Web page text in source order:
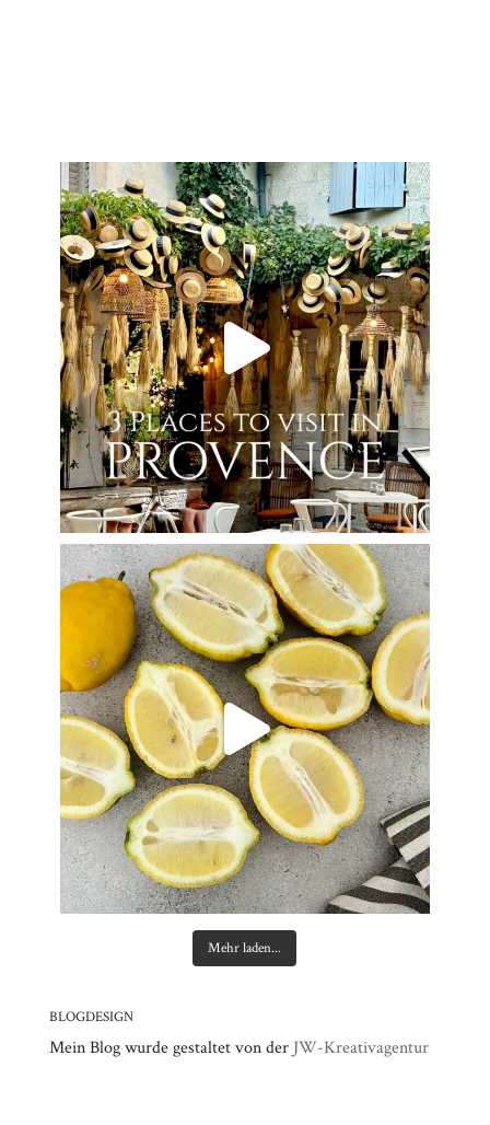
Mehr laden...
BLOGDESIGN
Mein Blog wurde gestaltet von der JW-Kreativagentur